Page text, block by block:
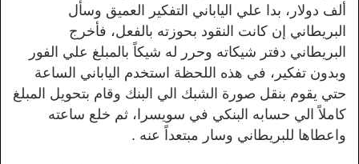
ألف دولار، بدا علي الياباني التفكير العميق وسأل
البريطاني إن كانت النقود بحوزته بالفعل، فأخرج
البريطاني دفتر شيكاته وحرر له شيكاً بالمبلغ علي الفور
وبدون تفكير، في هذه اللحظة استخدم الياباني الساعة
حتي يقوم بنقل صورة الشبك الي البنك وقام بتحويل المبلغ
كاملاً الي حسابه البنكي في سويسرا، ثم خلع ساعته
واعطاها للبريطاني وسار مبتعداً عنه .